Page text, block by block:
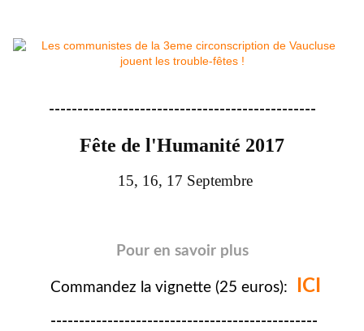
-----------------------------------------------
Fête de l'Humanité 2017
15, 16, 17 Septembre
Pour en savoir plus
Commandez la vignette (25 euros): ICI
-----------------------------------------------